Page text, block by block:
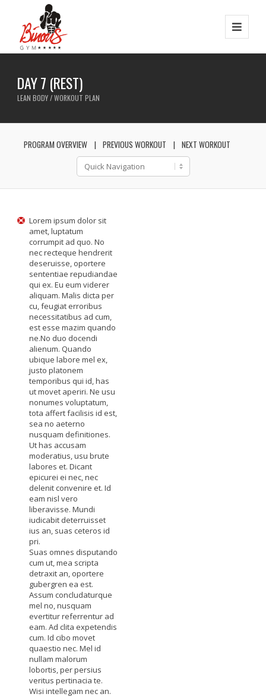
DAY 7 (REST)
LEAN BODY / WORKOUT PLAN
PROGRAM OVERVIEW PREVIOUS WORKOUT NEXT WORKOUT
Lorem ipsum dolor sit
amet, luptatum
corrumpit ad quo. No
nec recteque hendrerit
deseruisse, oportere
sententiae repudiandae
qui ex. Eu eum viderer
aliquam. Malis dicta per
cu, feugiat erroribus
necessitatibus ad cum,
est esse mazim quando
ne.No duo docendi
alienum. Quando
ubique labore mel ex,
justo platonem
temporibus qui id, has
ut movet aperiri. Ne usu
nonumes voluptatum,
tota affert facilisis id est,
sea no aeterno
nusquam definitiones.
Ut has accusam
moderatius, usu brute
labores et. Dicant
epicurei ei nec, nec
delenit convenire et. Id
eam nisl vero
liberavisse. Mundi
iudicabit deterruisset
ius an, suas ceteros id
pri.
Suas omnes disputando
cum ut, mea scripta
detraxit an, oportere
gubergren ea est.
Assum concludaturque
mel no, nusquam
evertitur referrentur ad
eam. Ad clita expetendis
cum. Id cibo movet
quaestio nec. Mel id
nullam malorum
lobortis, per persius
veritus pertinacia te.
Wisi intellegam nec an.